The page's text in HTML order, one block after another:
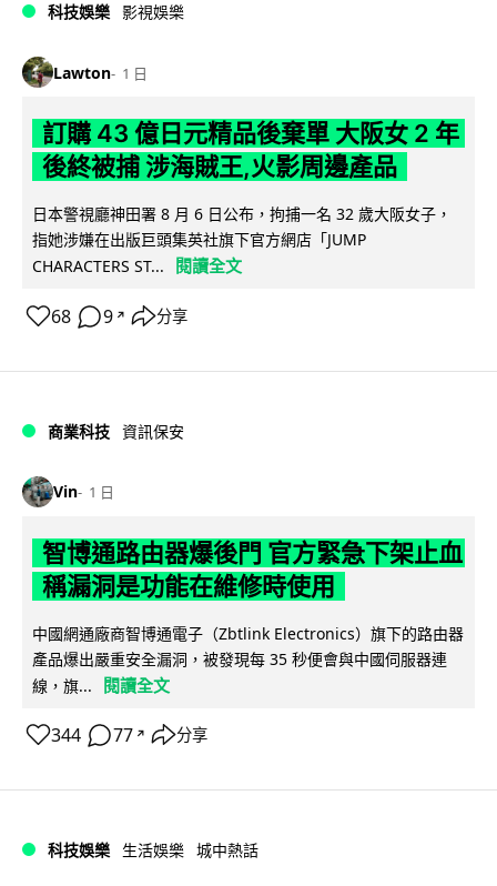
科技娛樂 影視娛樂
Lawton 1 日
訂購 43 億日元精品後棄單 大阪女 2 年
後終被捕 涉海賊王,火影周邊產品
日本警視廳神田署 8 月 6 日公布，拘捕一名 32 歲大阪女子，
指她涉嫌在出版巨頭集英社旗下官方網店「JUMP
CHARACTERS ST...
閱讀全文
68 9 ↗ 分享
商業科技 資訊保安
Vin 1 日
智博通路由器爆後門 官方緊急下架止血
稱漏洞是功能在維修時使用
中國網通廠商智博通電子（Zbtlink Electronics）旗下的路由器
產品爆出嚴重安全漏洞，被發現每 35 秒便會與中國伺服器連
線，旗...
閱讀全文
344 77 ↗ 分享
科技娛樂 生活娛樂 城中熱話